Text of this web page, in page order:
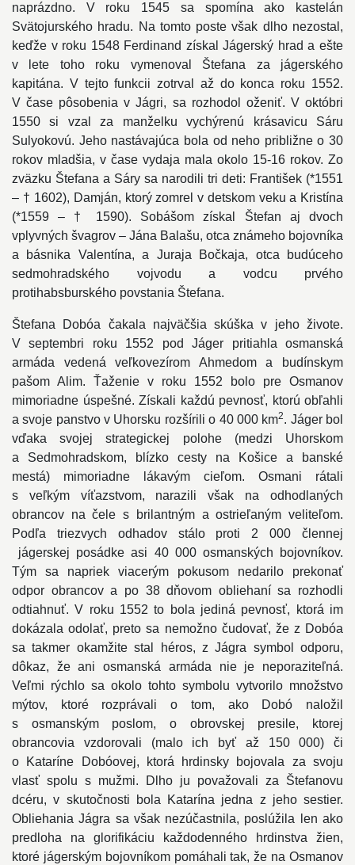
naprázdno. V roku 1545 sa spomína ako kastelán
Svätojurského hradu. Na tomto poste však dlho nezostal,
keďže v roku 1548 Ferdinand získal Jágerský hrad a ešte
v lete toho roku vymenoval Štefana za jágerského
kapitána. V tejto funkcii zotrval až do konca roku 1552.
V čase pôsobenia v Jágri, sa rozhodol oženiť. V októbri
1550 si vzal za manželku vychýrenú krásavicu Sáru
Sulyokovú. Jeho nastávajúca bola od neho približne o 30
rokov mladšia, v čase vydaja mala okolo 15-16 rokov. Zo
zväzku Štefana a Sáry sa narodili tri deti: František (*1551
– † 1602), Damján, ktorý zomrel v detskom veku a Kristína
(*1559 – † 1590). Sobášom získal Štefan aj dvoch
vplyvných švagrov – Jána Balašu, otca známeho bojovníka
a básnika Valentína, a Juraja Bočkaja, otca budúceho
sedmohradského vojvodu a vodcu prvého
protihabsburského povstania Štefana.
Štefana Dobóa čakala najväčšia skúška v jeho živote.
V septembri roku 1552 pod Jáger pritiahla osmanská
armáda vedená veľkovezírom Ahmedom a budínskym
pašom Alim. Ťaženie v roku 1552 bolo pre Osmanov
mimoriadne úspešné. Získali každú pevnosť, ktorú obľahli
a svoje panstvo v Uhorsku rozšírili o 40 000 km2. Jáger bol
vďaka svojej strategickej polohe (medzi Uhorskom
a Sedmohradskom, blízko cesty na Košice a banské
mestá) mimoriadne lákavým cieľom. Osmani rátali
s veľkým víťazstvom, narazili však na odhodlaných
obrancov na čele s brilantným a ostrieľaným veliteľom.
Podľa triezvych odhadov stálo proti 2 000 člennej
jágerskej posádke asi 40 000 osmanských bojovníkov.
Tým sa napriek viacerým pokusom nedarilo prekonať
odpor obrancov a po 38 dňovom obliehaní sa rozhodli
odtiahnuť. V roku 1552 to bola jediná pevnosť, ktorá im
dokázala odolať, preto sa nemožno čudovať, že z Dobóa
sa takmer okamžite stal héros, z Jágra symbol odporu,
dôkaz, že ani osmanská armáda nie je neporaziteľná.
Veľmi rýchlo sa okolo tohto symbolu vytvorilo množstvo
mýtov, ktoré rozprávali o tom, ako Dobó naložil
s osmanským poslom, o obrovskej presile, ktorej
obrancovia vzdorovali (malo ich byť až 150 000) či
o Kataríne Dobóovej, ktorá hrdinsky bojovala za svoju
vlasť spolu s mužmi. Dlho ju považovali za Štefanovu
dcéru, v skutočnosti bola Katarína jedna z jeho sestier.
Obliehania Jágra sa však nezúčastnila, poslúžila len ako
predloha na glorifikáciu každodenného hrdinstva žien,
ktoré jágerským bojovníkom pomáhali tak, že na Osmanov